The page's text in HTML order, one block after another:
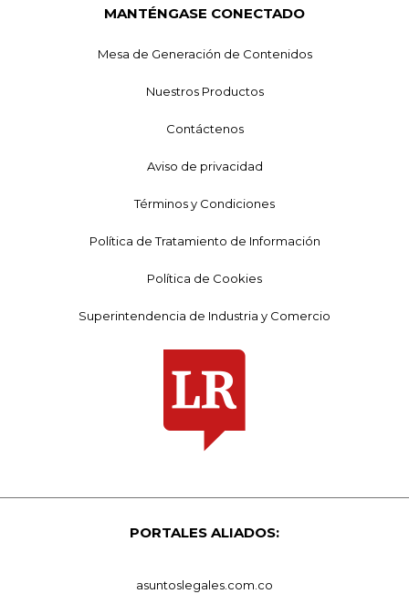
MANTÉNGASE CONECTADO
Mesa de Generación de Contenidos
Nuestros Productos
Contáctenos
Aviso de privacidad
Términos y Condiciones
Política de Tratamiento de Información
Política de Cookies
Superintendencia de Industria y Comercio
PORTALES ALIADOS:
asuntoslegales.com.co